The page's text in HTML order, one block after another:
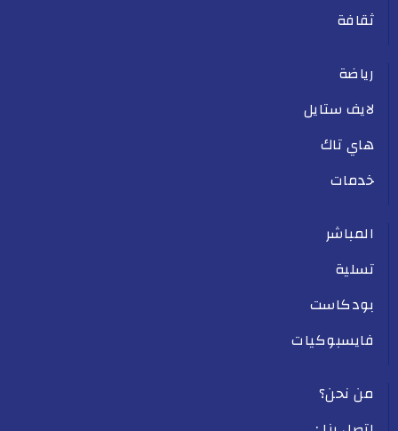
ثقافة
رياضة
لايف ستايل
هاي تاك
خدمات
المباشر
تسلية
بودكاست
فايسبوكيات
من نحن؟